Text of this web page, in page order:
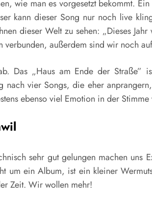
wie man es vorgesetzt bekommt.
kann dieser Song nur noch live
dieser Welt zu sehen: „Dieses
verbunden, außerdem sind wir noch
Das „Haus am Ende der Straße”
nach vier Songs, die eher
ebenso viel Emotion in der
sehr gut gelungen machen uns
um ein Album, ist ein kleiner
Zeit. Wir wollen mehr!